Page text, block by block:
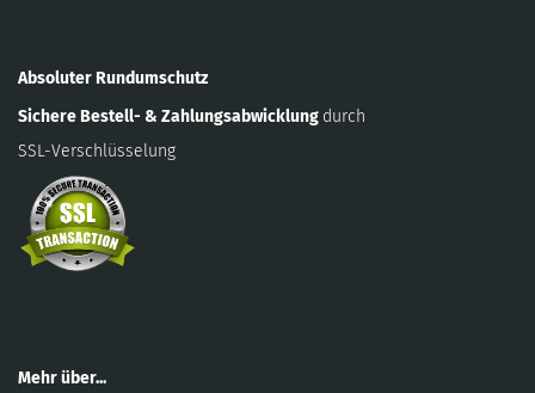
Absoluter Rundumschutz
Sichere Bestell- & Zahlungsabwicklung durch
SSL-Verschlüsselung
Mehr über...